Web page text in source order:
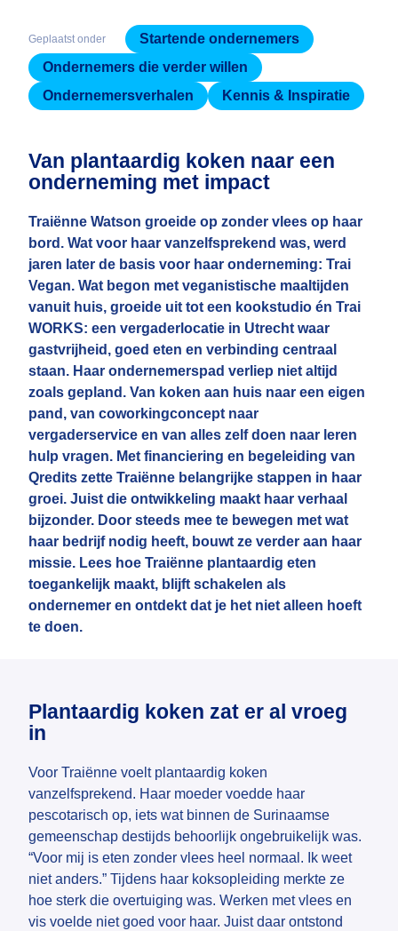
Geplaatst onder
Startende ondernemers
Ondernemers die verder willen
Ondernemersverhalen
Kennis & Inspiratie
Van plantaardig koken naar een
onderneming met impact
Traiënne Watson groeide op zonder vlees op haar
bord. Wat voor haar vanzelfsprekend was, werd
jaren later de basis voor haar onderneming: Trai
Vegan. Wat begon met veganistische maaltijden
vanuit huis, groeide uit tot een kookstudio én Trai
WORKS: een vergaderlocatie in Utrecht waar
gastvrijheid, goed eten en verbinding centraal
staan. Haar ondernemerspad verliep niet altijd
zoals gepland. Van koken aan huis naar een eigen
pand, van coworkingconcept naar
vergaderservice en van alles zelf doen naar leren
hulp vragen. Met financiering en begeleiding van
Qredits zette Traiënne belangrijke stappen in haar
groei. Juist die ontwikkeling maakt haar verhaal
bijzonder. Door steeds mee te bewegen met wat
haar bedrijf nodig heeft, bouwt ze verder aan haar
missie. Lees hoe Traiënne plantaardig eten
toegankelijk maakt, blijft schakelen als
ondernemer en ontdekt dat je het niet alleen hoeft
te doen.
Plantaardig koken zat er al vroeg
in
Voor Traiënne voelt plantaardig koken
vanzelfsprekend. Haar moeder voedde haar
pescotarisch op, iets wat binnen de Surinaamse
gemeenschap destijds behoorlijk ongebruikelijk was.
“Voor mij is eten zonder vlees heel normaal. Ik weet
niet anders.” Tijdens haar koksopleiding merkte ze
hoe sterk die overtuiging was. Werken met vlees en
vis voelde niet goed voor haar. Juist daar ontstond